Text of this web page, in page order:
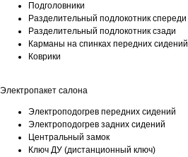
Подголовники
Разделительный подлокотник спереди
Разделительный подлокотник сзади
Карманы на спинках передних сидений
Коврики
Электропакет салона
Электроподогрев передних сидений
Электроподогрев задних сидений
Центральный замок
Ключ ДУ (дистанционный ключ)